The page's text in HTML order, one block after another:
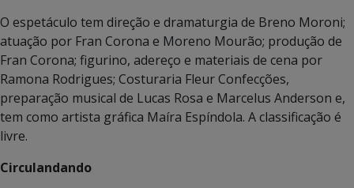
O espetáculo tem direção e dramaturgia de Breno Moroni;
atuação por Fran Corona e Moreno Mourão; produção de
Fran Corona; figurino, adereço e materiais de cena por
Ramona Rodrigues; Costuraria Fleur Confecções,
preparação musical de Lucas Rosa e Marcelus Anderson e,
tem como artista gráfica Maíra Espíndola. A classificação é
livre.
Circulandando